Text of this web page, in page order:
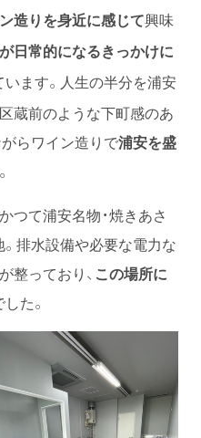
造りを身近に感じて興味
日常的になるきっかけに
ます。人生の半分を浦安
蔵前のような下町感のあ
らワイン造りで浦安を盛
つて浦安名物・焼きあさ
排水設備や必要な電力な
整っており、 この場所に
した。